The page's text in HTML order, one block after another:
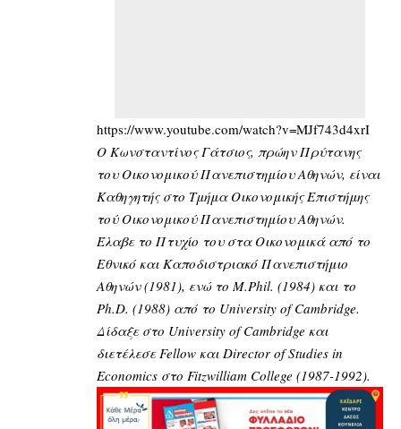
https://www.youtube.com/watch?v=MJf743d4xrI
Ο Κωνσταντίνος Γάτσιος, πρώην Πρύτανης
του Οικονομικού Πανεπιστημίου Αθηνών, είναι
Καθηγητής στο Τμήμα Οικονομικής Επιστήμης
τού Οικονομικού Πανεπιστημίου Αθηνών.
Έλαβε το Πτυχίο του στα Οικονομικά από το
Εθνικό και Καποδιστριακό Πανεπιστήμιο
Αθηνών (1981), ενώ το M.Phil. (1984) και το
Ph.D. (1988) από το University of Cambridge.
Δίδαξε στο University of Cambridge και
διετέλεσε Fellow και Director of Studies in
Economics στο Fitzwilliam College (1987-1992).